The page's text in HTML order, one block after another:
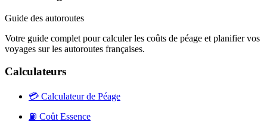
Guide des autoroutes
Votre guide complet pour calculer les coûts de péage et planifier vos
voyages sur les autoroutes françaises.
Calculateurs
💳 Calculateur de Péage
⛽ Coût Essence